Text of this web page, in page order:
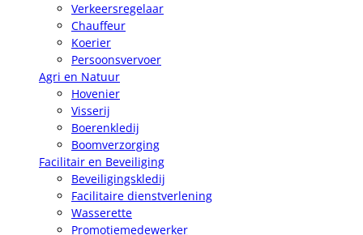
Verkeersregelaar
Chauffeur
Koerier
Persoonsvervoer
Agri en Natuur
Hovenier
Visserij
Boerenkledij
Boomverzorging
Facilitair en Beveiliging
Beveiligingskledij
Facilitaire dienstverlening
Wasserette
Promotiemedewerker